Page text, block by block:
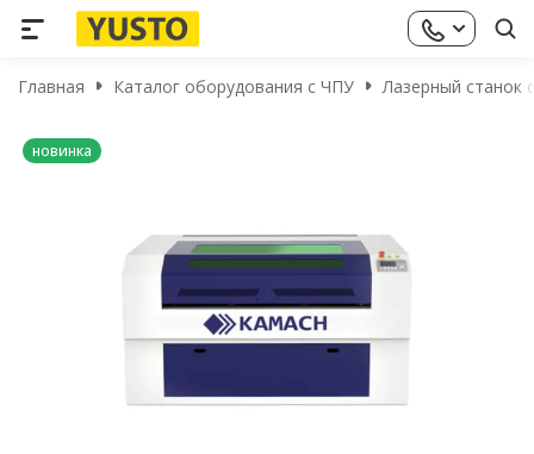
Главная Каталог оборудования с ЧПУ Лазерный станок
новинка